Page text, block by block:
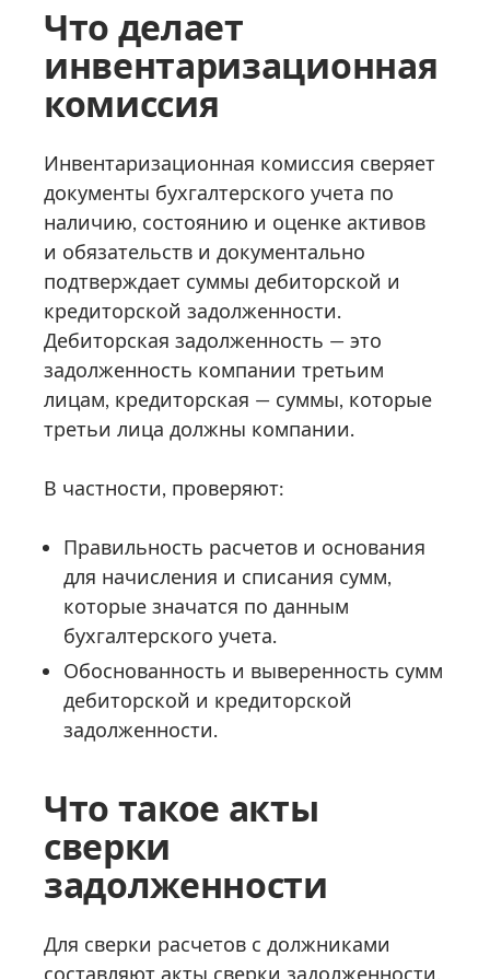
Что делает
инвентаризационная
комиссия
Инвентаризационная комиссия сверяет
документы бухгалтерского учета по
наличию, состоянию и оценке активов
и обязательств и документально
подтверждает суммы дебиторской и
кредиторской задолженности.
Дебиторская задолженность — это
задолженность компании третьим
лицам, кредиторская — суммы, которые
третьи лица должны компании.
В частности, проверяют:
Правильность расчетов и основания
для начисления и списания сумм,
которые значатся по данным
бухгалтерского учета.
Обоснованность и выверенность сумм
дебиторской и кредиторской
задолженности.
Что такое акты
сверки
задолженности
Для сверки расчетов с должниками
составляют акты сверки задолженности.